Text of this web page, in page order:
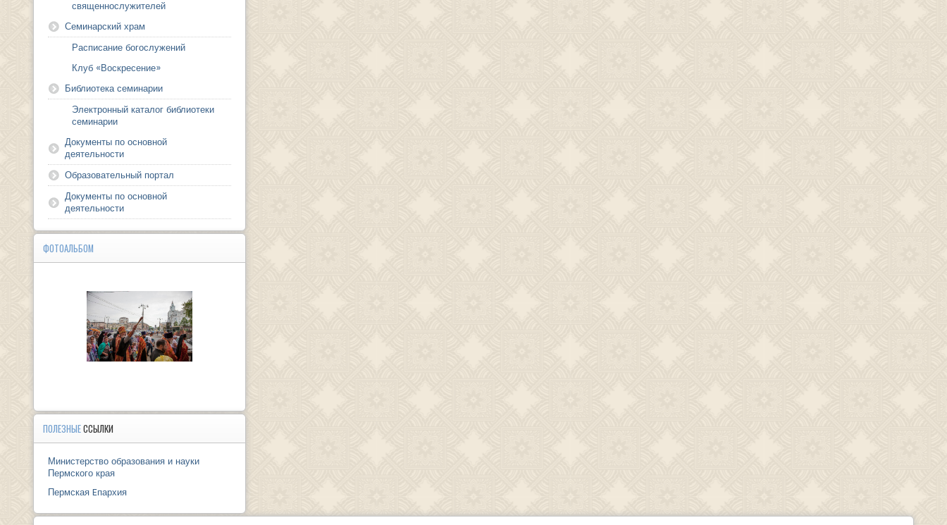
священнослужителей
Семинарский храм
Расписание богослужений
Клуб «Воскресение»
Библиотека семинарии
Электронный каталог библиотеки
семинарии
Документы по основной
деятельности
Образовательный портал
Документы по основной
деятельности
ФОТОАЛЬБОМ
ПОЛЕЗНЫЕССЫЛКИ
Министерство образования и науки
Пермского края
Пермская Eпархия